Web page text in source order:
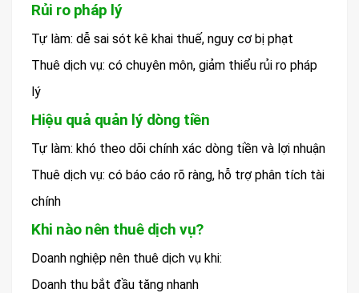
Rủi ro pháp lý
Tự làm: dễ sai sót kê khai thuế, nguy cơ bị phạt
Thuê dịch vụ: có chuyên môn, giảm thiểu rủi ro pháp
lý
Hiệu quả quản lý dòng tiền
Tự làm: khó theo dõi chính xác dòng tiền và lợi nhuận
Thuê dịch vụ: có báo cáo rõ ràng, hỗ trợ phân tích tài
chính
Khi nào nên thuê dịch vụ?
Doanh nghiệp nên thuê dịch vụ khi:
Doanh thu bắt đầu tăng nhanh